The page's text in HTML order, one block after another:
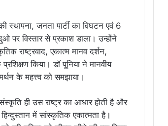
स्थापना, जनता पार्टी का विघटन एवं 6
पर विस्तार से प्रकाश डाला। उन्होंने
राष्ट्रवाद, एकात्म मानव दर्शन,
किया। डॉ पूनिया ने मानवीय
के महत्त्व को समझाया।
ही उस राष्ट्र का आधार होती है और
में सांस्कृतिक एकात्मता है।